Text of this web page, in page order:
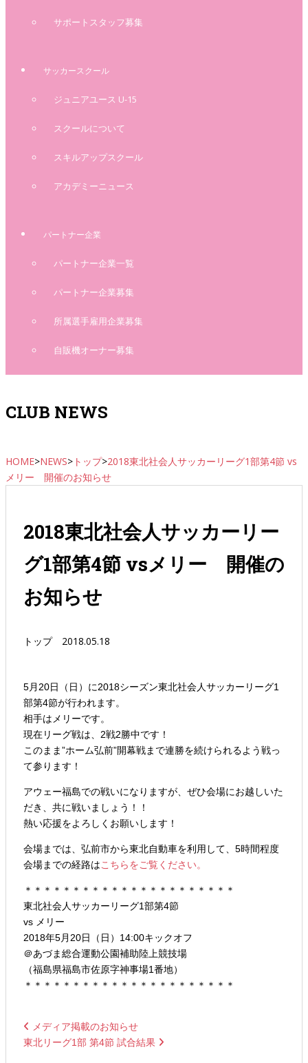
サポートスタッフ募集
サッカースクール
ジュニアユース U-15
スクールについて
スキルアップスクール
アカデミーニュース
パートナー企業
パートナー企業一覧
パートナー企業募集
所属選手雇用企業募集
自販機オーナー募集
CLUB NEWS
HOME>NEWS> トップ>2018東北社会人サッカーリーグ1部第4節 vs
メリー 開催のお知らせ
2018東北社会人サッカーリー
グ1部第4節 vsメリー 開催の
お知らせ
トップ 2018.05.18
5月20日（日）に2018シーズン東北社会人サッカーリーグ1
部第4節が行われます。
相手はメリーです。
現在リーグ戦は、2戦2勝中です！
このまま”ホーム弘前”開幕戦まで連勝を続けられるよう戦っ
て参ります！
アウェー福島での戦いになりますが、ぜひ会場にお越しいた
だき、共に戦いましょう！！
熱い応援をよろしくお願いします！
会場までは、弘前市から東北自動車を利用して、5時間程度
会場までの経路はこちらをご覧ください。
＊＊＊＊＊＊＊＊＊＊＊＊＊＊＊＊＊＊＊＊＊＊
東北社会人サッカーリーグ1部第4節
vs メリー
2018年5月20日（日）14:00キックオフ
＠あづま総合運動公園補助陸上競技場
（福島県福島市佐原字神事場1番地）
＊＊＊＊＊＊＊＊＊＊＊＊＊＊＊＊＊＊＊＊＊＊
メディア掲載のお知らせ
東北リーグ1部 第4節 試合結果